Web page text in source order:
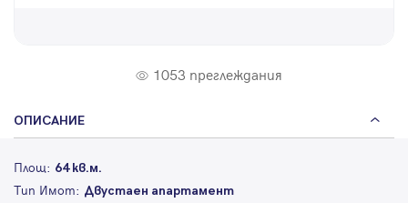
1053 преглеждания
ОПИСАНИЕ
Площ: 64 кв.м.
Тип Имот: Двустаен апартамент